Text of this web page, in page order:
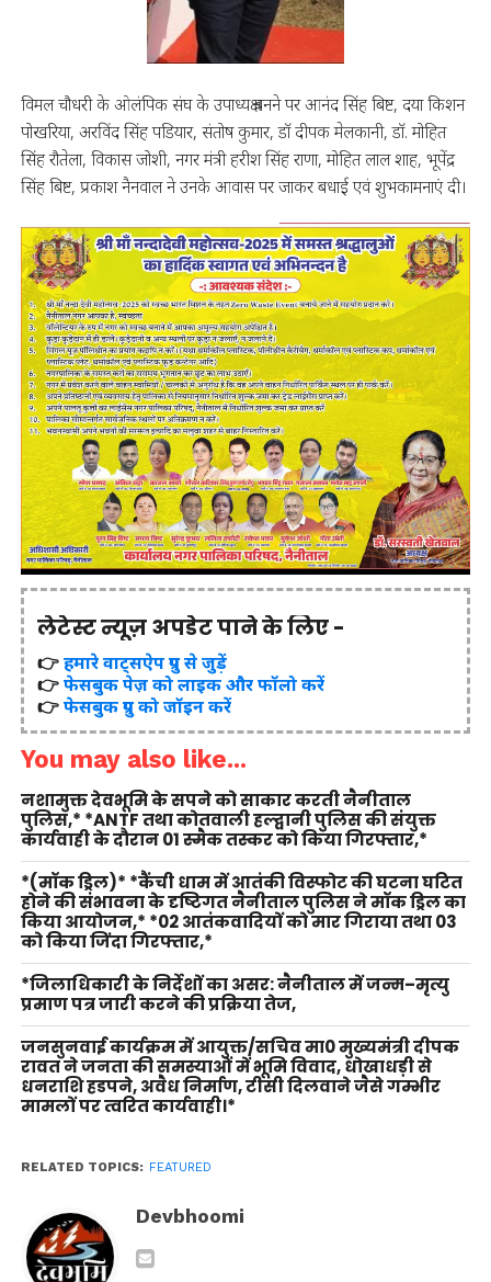
विमल चौधरी के ओलंपिक संघ के उपाध्यक्ष बनने पर आनंद सिंह बिष्ट, दया किशन
पोखरिया, अरविंद सिंह पडियार, संतोष कुमार, डॉ दीपक मेलकानी, डॉ. मोहित
सिंह रौतेला, विकास जोशी, नगर मंत्री हरीश सिंह राणा, मोहित लाल शाह, भूपेंद्र
सिंह बिष्ट, प्रकाश नैनवाल ने उनके आवास पर जाकर बधाई एवं शुभकामनाएं दी।
लेटेस्ट न्यूज़ अपडेट पाने के लिए -
👉हमारे वाट्सऐप ग्रुप से जुड़ें
👉फेसबुक पेज़ को लाइक और फॉलो करें
👉फेसबुक ग्रुप को जॉइन करें
You may also like...
नशामुक्त देवभूमि के सपने को साकार करती नैनीताल
पुलिस,* *ANTF तथा कोतवाली हल्द्वानी पुलिस की संयुक्त
कार्यवाही के दौरान 01 स्मैक तस्कर को किया गिरफ्तार,*
*(मॉक ड्रिल)* *कैंची धाम में आतंकी विस्फोट की घटना घटित
होने की संभावना के दृष्टिगत नैनीताल पुलिस ने मॉक ड्रिल का
किया आयोजन,* *02 आतंकवादियों को मार गिराया तथा 03
को किया जिंदा गिरफ्तार,*
*जिलाधिकारी के निर्देशों का असर: नैनीताल में जन्म–मृत्यु
प्रमाण पत्र जारी करने की प्रक्रिया तेज,
जनसुनवाई कार्यक्रम में आयुक्त/सचिव मा0 मुख्यमंत्री दीपक
रावत ने जनता की समस्याओं में भूमि विवाद, धोखाधड़ी से
धनराशि हडपने, अवैध निर्माण, टीसी दिलवाने जैसे गम्भीर
मामलों पर त्वरित कार्यवाही।*
RELATED TOPICS: FEATURED
Devbhoomi